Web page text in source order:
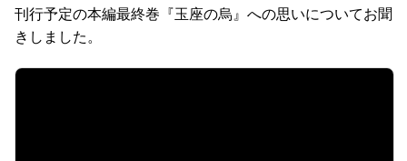
刊行予定の本編最終巻『玉座の烏』への思いについてお聞
きしました。